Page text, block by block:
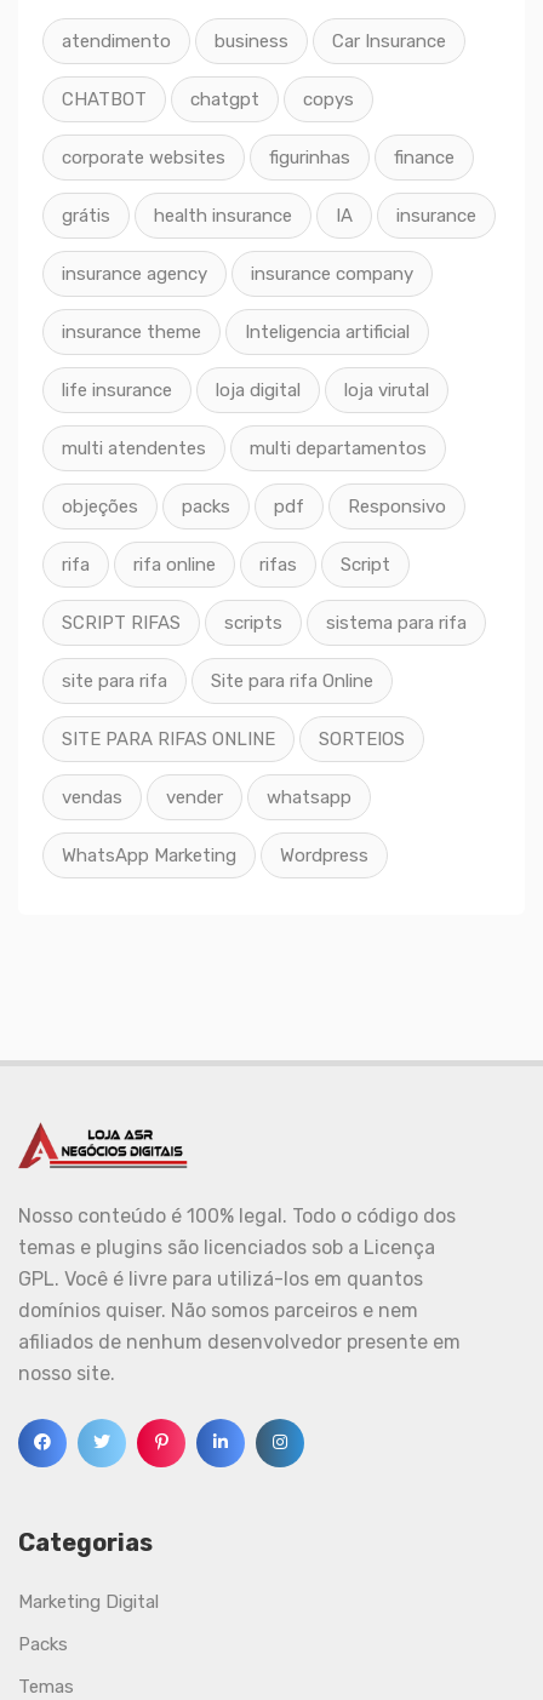
atendimento business Car Insurance
CHATBOT chatgpt copys
corporate websites figurinhas finance
grátis health insurance IA insurance
insurance agency insurance company
insurance theme Inteligencia artificial
life insurance loja digital loja virutal
multi atendentes multi departamentos
objeções packs pdf Responsivo
rifa rifa online rifas Script
SCRIPT RIFAS scripts sistema para rifa
site para rifa Site para rifa Online
SITE PARA RIFAS ONLINE SORTEIOS
vendas vender whatsapp
WhatsApp Marketing Wordpress
Nosso conteúdo é 100% legal. Todo o código dos
temas e plugins são licenciados sob a Licença
GPL. Você é livre para utilizá-los em quantos
domínios quiser. Não somos parceiros e nem
afiliados de nenhum desenvolvedor presente em
nosso site.
Categorias
Marketing Digital
Packs
Temas